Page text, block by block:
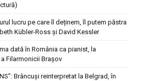
lucru pe care îl deținem, îl putem păstra
Kübler-Ross și David Kessler
dată în România ca pianist, la
Filarmonicii Brașov
Brâncuși reinterpretat la Belgrad, în